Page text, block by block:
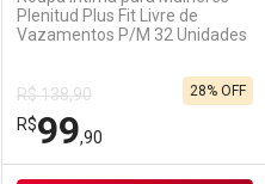
Plenitud Plus Fit Livre de
Vazamentos P/M 32 Unidades
R$ 138,90
R$99,90
28% OFF